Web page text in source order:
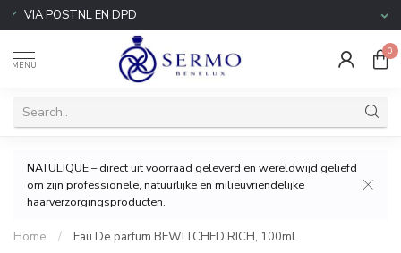
VERZENDING 7.95 EURO NL/BE
MENU
0
NATULIQUE – direct uit voorraad geleverd en wereldwijd geliefd
om zijn professionele, natuurlijke en milieuvriendelijke
haarverzorgingsproducten.
Home / Eau De parfum BEWITCHED RICH, 100ml